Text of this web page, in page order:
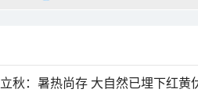
立秋：暑热尚存 大自然已埋下红黄